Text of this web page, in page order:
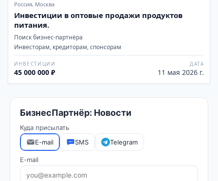
Россия, Москва
Инвестиции в оптовые продажи продуктов
питания.
Поиск бизнес-партнёра
Инвесторам, кредиторам, спонсорам
ИНВЕСТИЦИИ
45 000 000 ₽
ДАТА
11 мая 2026 г.